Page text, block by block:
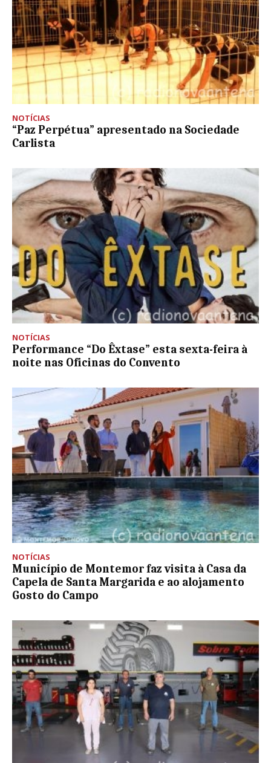
NOTÍCIAS
“Paz Perpétua” apresentado na Sociedade
Carlista
NOTÍCIAS
Performance “Do Êxtase” esta sexta-feira à
noite nas Oficinas do Convento
NOTÍCIAS
Município de Montemor faz visita à Casa da
Capela de Santa Margarida e ao alojamento
Gosto do Campo